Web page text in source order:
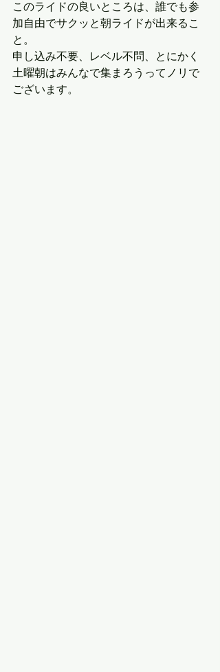
このライドの良いところは、誰でも参
加自由でサクッと朝ライドが出来るこ
と。
申し込み不要、レベル不問、とにかく
土曜朝はみんなで集まろうってノリで
ございます。